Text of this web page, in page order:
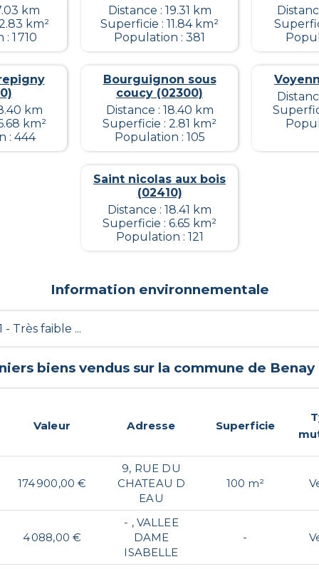
km
km²
1 710
Distance : 19.31 km
Superficie : 11.84 km²
Population : 381
km
km²
: 444
Bourguignon sous
coucy (02300)
Distance : 18.40 km
Superficie : 2.81 km²
Population : 105
Saint nicolas aux bois
(02410)
Distance : 18.41 km
Superficie : 6.65 km²
Population : 121
Information environnementale
- Très faible ...
biens vendus sur la commune de Benay
Valeur Adresse Superficie
174 900,00 €
9, RUE DU
CHATEAU D
EAU
100 m²
4 088,00 €
- , VALLEE
DAME
ISABELLE
-